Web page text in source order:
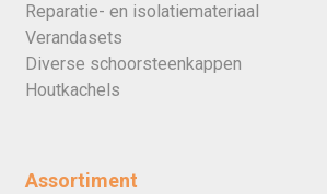
Reparatie- en isolatiemateriaal
Verandasets
Diverse schoorsteenkappen
Houtkachels
Assortiment